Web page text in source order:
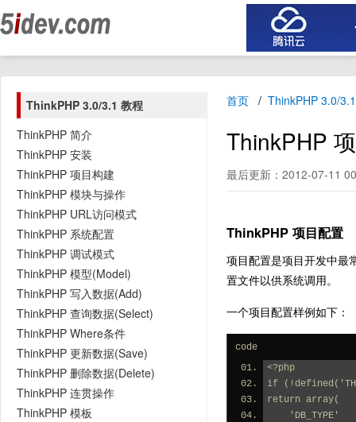
ThinkPHP 3.0/3.1 教程
ThinkPHP 简介
ThinkPHP 安装
ThinkPHP 项目构建
ThinkPHP 模块与操作
ThinkPHP URL访问模式
ThinkPHP 系统配置
ThinkPHP 调试模式
ThinkPHP 模型(Model)
ThinkPHP 写入数据(Add)
ThinkPHP 查询数据(Select)
ThinkPHP Where条件
ThinkPHP 更新数据(Save)
ThinkPHP 删除数据(Delete)
ThinkPHP 连贯操作
ThinkPHP 模板
首页 ThinkPHP 3.0/
ThinkPHP
最后更新：2012-07-11
ThinkPHP 项目配置
项目配置是项目开发中最
置文件以供系统调用。
一个项目配置样例如下：
code
<?php
if
return array(